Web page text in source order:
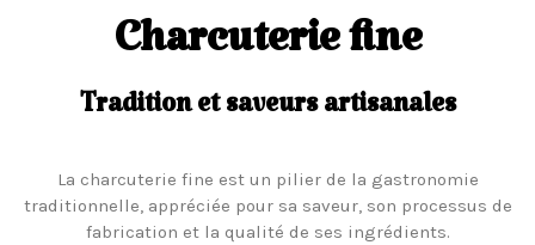
Charcuterie fine
Tradition et saveurs artisanales
La charcuterie fine est un pilier de la gastronomie
traditionnelle, appréciée pour sa saveur, son processus de
fabrication et la qualité de ses ingrédients.